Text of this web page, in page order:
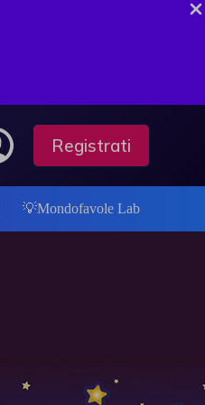
Registrati
💡Mondofavole Lab